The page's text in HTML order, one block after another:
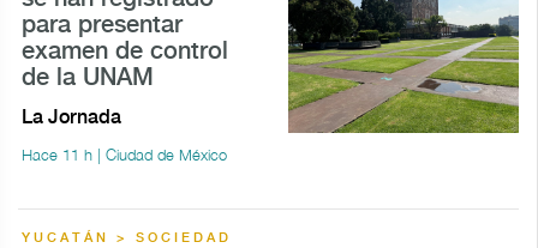
para presentar
examen de control
de la UNAM
La Jornada
Hace 11 h | Ciudad de México
YUCATÁN > SOCIEDAD